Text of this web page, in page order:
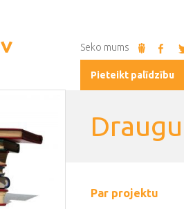
Seko mums
Pieteikt palīdzību
Par projektu